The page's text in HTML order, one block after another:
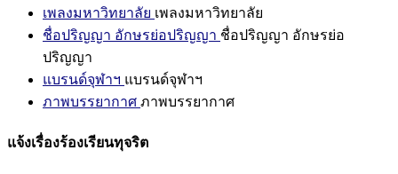
เพลงมหาวิทยาลัย เพลงมหาวิทยาลัย
ชื่อปริญญา อักษรย่อปริญญา ชื่อปริญญา อักษรย่อ
ปริญญา
แบรนด์จุฬาฯ แบรนด์จุฬาฯ
ภาพบรรยากาศ ภาพบรรยากาศ
แจ้งเรื่องร้องเรียนทุจริต